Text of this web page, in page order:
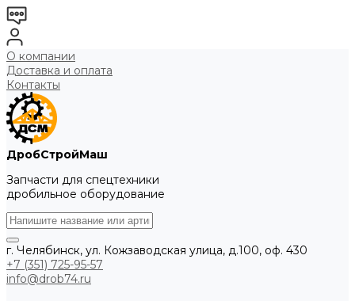
О компании
Доставка и оплата
Контакты
ДробСтройМаш
Запчасти для спецтехники
дробильное оборудование
г. Челябинск, ул. Кожзаводская улица, д.100, оф. 430
+7 (351) 725-95-57
info@drob74.ru